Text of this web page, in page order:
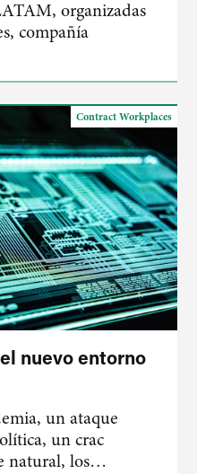
organizadas
compañía
Contract Workplaces
nuevo entorno
un ataque
un crac
natural, los…